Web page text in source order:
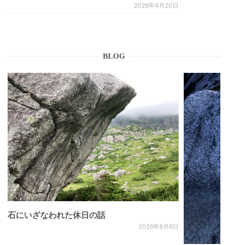
2026年4月20日
BLOG
石にいざなわれた休日の話
2026年8月6日